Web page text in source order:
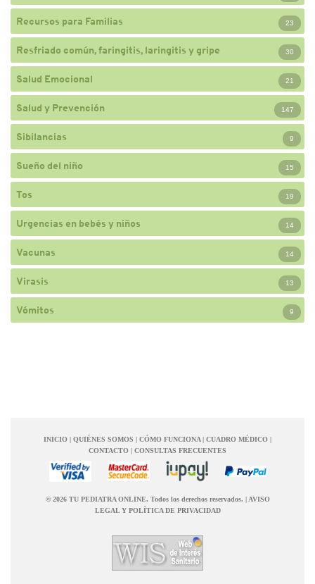
Recursos para Familias 23
Resfriado común, faringitis, laringitis y gripe 30
Salud Emocional 21
Salud y Prevención 147
Sibilancias 9
Sueño del niño 15
Tos 19
Urgencias en bebés y niños 14
Vacunas 14
Virasis 13
Vómitos 9
INICIO | QUIÉNES SOMOS | CÓMO FUNCIONA | CUADRO MÉDICO |
CONTACTO | CONSULTAS FRECUENTES
© 2026 TU PEDIATRA ONLINE. Todos los derechos reservados. | AVISO
LEGAL Y POLÍTICA DE PRIVACIDAD